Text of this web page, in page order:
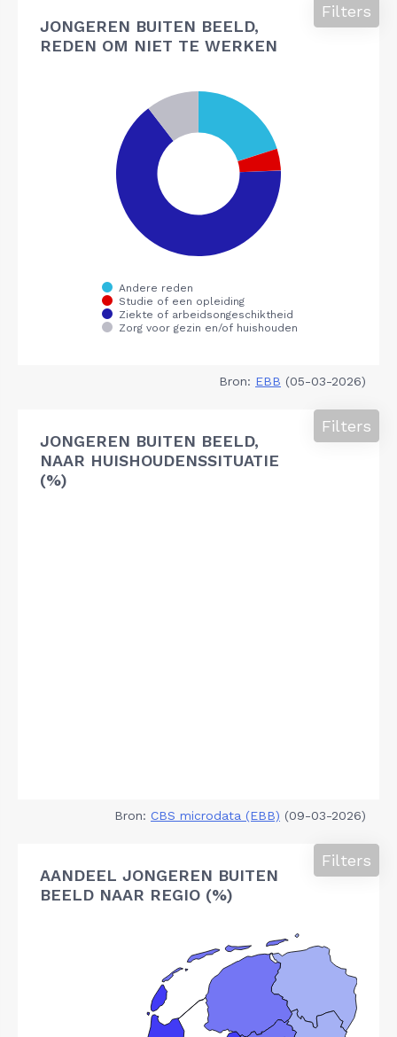
JONGEREN BUITEN BEELD,
REDEN OM NIET TE WERKEN
Filters
Bron: EBB (05-03-2026)
JONGEREN BUITEN BEELD,
NAAR HUISHOUDENSSITUATIE
(%)
Filters
Bron: CBS microdata (EBB) (09-03-2026)
AANDEEL JONGEREN BUITEN
BEELD NAAR REGIO (%)
Filters